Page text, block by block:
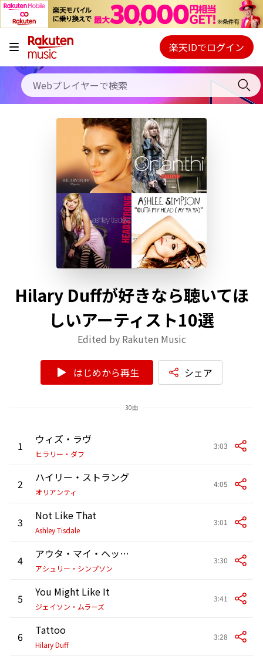
キャンペーン
料金プラン
使い方
初回30日間無料お試し
Webプレイヤー
ご契約内容の確認・変更
楽天IDでログイン
Hilary Duffが好きなら聴いてほ
しいアーティスト10選
Edited by Rakuten Music
はじめから再生 シェア
30曲
1 ウィズ・ラヴ
ヒラリー・ダフ
3:03
2 ハイリー・ストラング
オリアンティ
4:05
3 Not Like That
Ashley Tisdale
3:01
4 アウタ・マイ・ヘッド(アイ・ヤ・ヤ)
アシュリー・シンプソン
3:30
5 You Might Like It
ジェイソン・ムラーズ
3:41
6 Tattoo
Hilary Duff
3:28